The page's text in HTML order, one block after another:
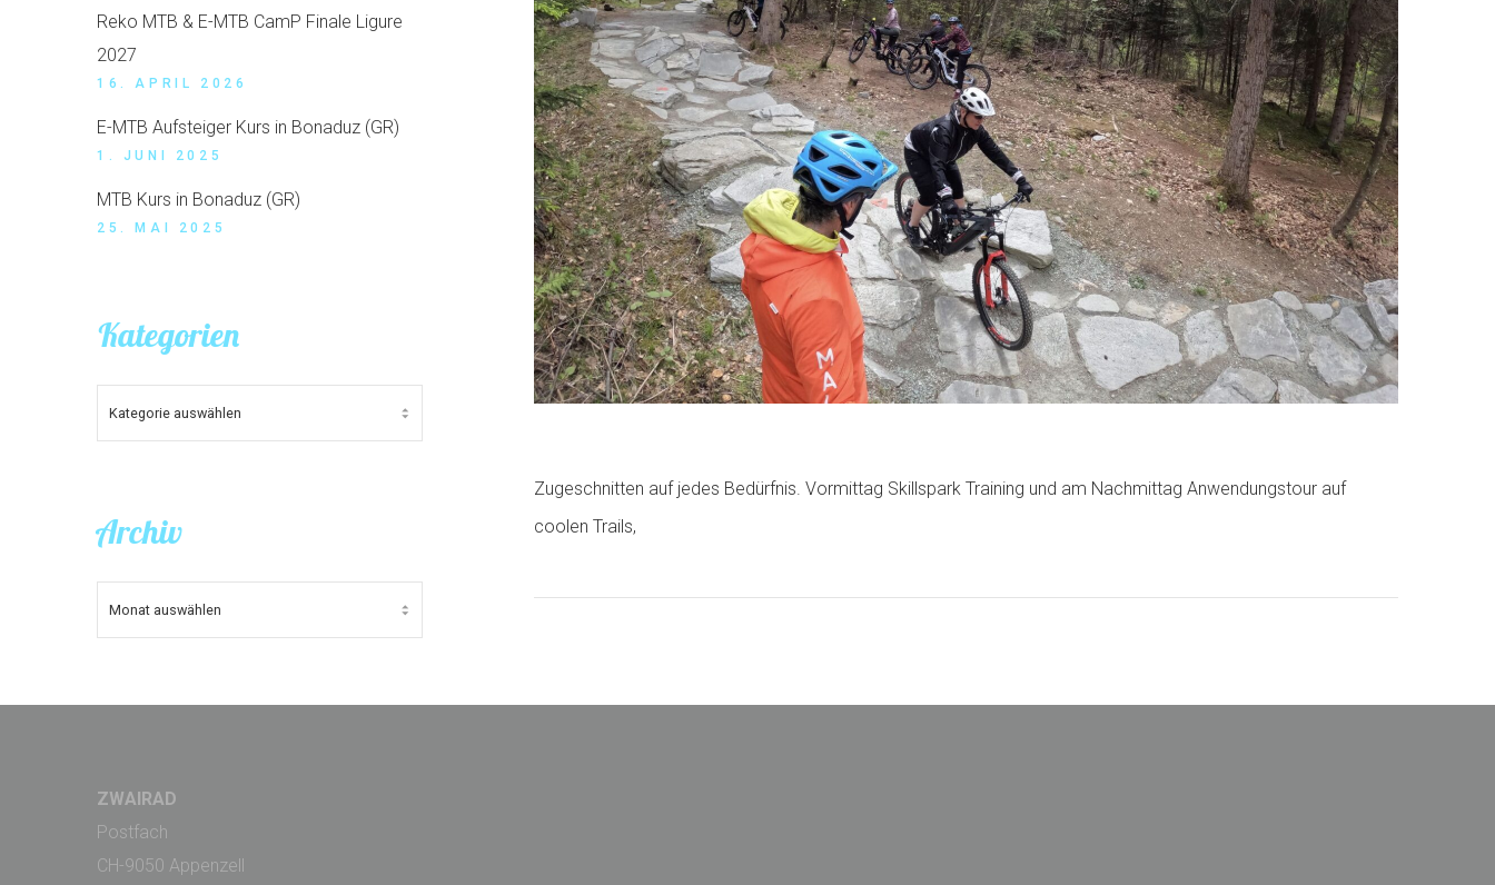
Zugeschnitten auf jedes Bedürfnis. Vormittag Skillspark Training und am Nachmittag Anwendungstour auf
coolen Trails,
Reko MTB & E-MTB CamP Finale Ligure
2027
16. APRIL 2026
E-MTB Aufsteiger Kurs in Bonaduz (GR)
1. JUNI 2025
MTB Kurs in Bonaduz (GR)
25. MAI 2025
Kategorien
KATEGORIEN
Archiv
ARCHIV
ZWAIRAD
Postfach
CH-9050 Appenzell